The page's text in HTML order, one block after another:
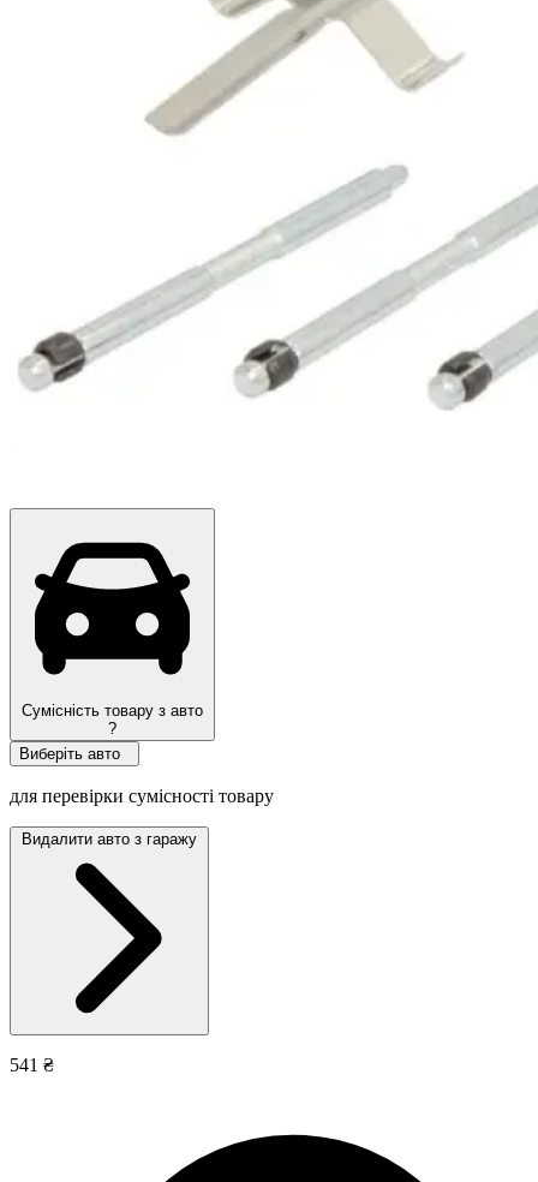
Сумісність товару з авто
?
Виберіть авто
для перевірки сумісності товару
Видалити авто з гаражу
541 ₴